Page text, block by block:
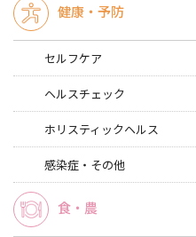
健康・予防
セルフケア
ヘルスチェック
ホリスティックヘルス
感染症・その他
食・農